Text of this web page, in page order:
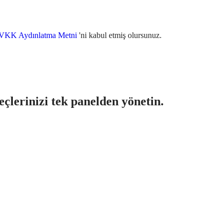
Aydınlatma Metni 'ni kabul etmiş olursunuz.
tek panelden yönetin.